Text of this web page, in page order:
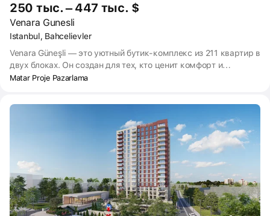
250 тыс. – 447 тыс. $
Venara Gunesli
Istanbul, Bahcelievler
Venara Güneşli — это уютный бутик-комплекс из 211 квартир в
двух блоках. Он создан для тех, кто ценит комфорт и
безопасность. Здесь круглосуточно охраняют территорию. В
объектов. Всё продумано для удобства и современной жизни.
Matar Proje Pazarlama